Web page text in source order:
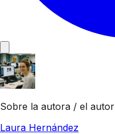
Sobre la autora / el autor
Laura Hernández